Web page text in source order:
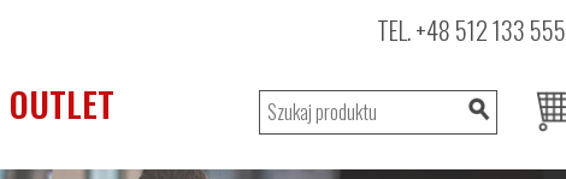
TEL.+48 512 133 555
OUTLET